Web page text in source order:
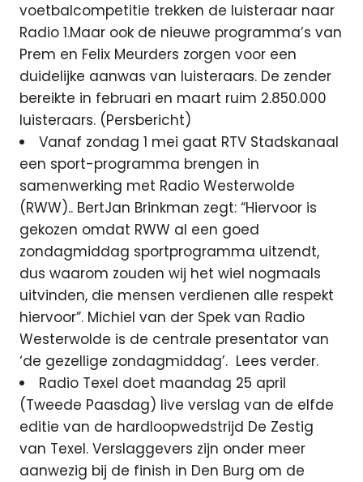
voetbalcompetitie trekken de luisteraar naar
Radio 1.Maar ook de nieuwe programma’s van
Prem en Felix Meurders zorgen voor een
duidelijke aanwas van luisteraars. De zender
bereikte in februari en maart ruim 2.850.000
luisteraars. (Persbericht)
Vanaf zondag 1 mei gaat RTV Stadskanaal
een sport-programma brengen in
samenwerking met Radio Westerwolde
(RWW).. BertJan Brinkman zegt: “Hiervoor is
gekozen omdat RWW al een goed
zondagmiddag sportprogramma uitzendt,
dus waarom zouden wij het wiel nogmaals
uitvinden, die mensen verdienen alle respekt
hiervoor”. Michiel van der Spek van Radio
Westerwolde is de centrale presentator van
‘de gezellige zondagmiddag’. Lees verder.
Radio Texel doet maandag 25 april
(Tweede Paasdag) live verslag van de elfde
editie van de hardloopwedstrijd De Zestig
van Texel. Verslaggevers zijn onder meer
aanwezig bij de finish in Den Burg om de